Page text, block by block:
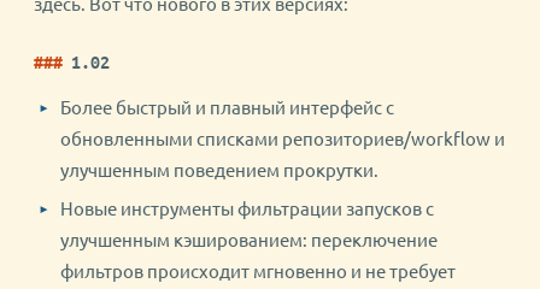
1.02
Более быстрый и плавный интерфейс с
обновленными списками репозиториев/workflow и
улучшенным поведением прокрутки.
Новые инструменты фильтрации запусков с
улучшенным кэшированием: переключение
фильтров происходит мгновенно и не требует